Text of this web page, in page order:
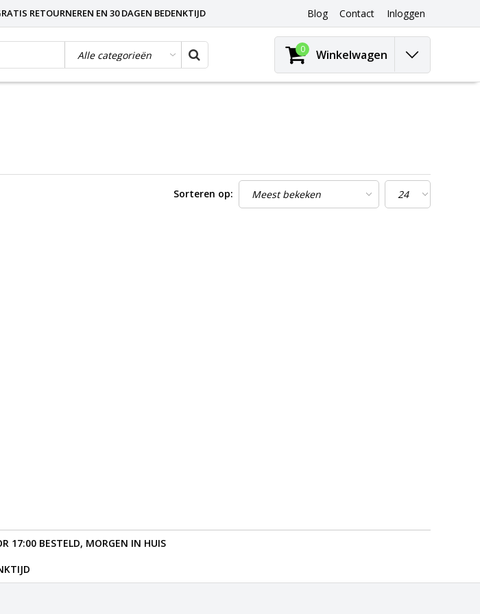
RETOURNEREN EN 30 DAGEN BEDENKTIJD Blog Contact Inloggen
0 Winkelwagen
Sorteren op:
17:00 BESTELD, MORGEN IN HUIS